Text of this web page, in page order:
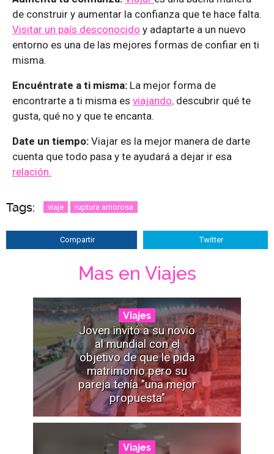
de construir y aumentar la confianza que te hace falta.
Visitar un país desconocido y adaptarte a un nuevo
entorno es una de las mejores formas de confiar en ti
misma.
Encuéntrate a ti misma: La mejor forma de
encontrarte a ti misma es viajando, descubrir qué te
gusta, qué no y que te encanta.
Date un tiempo: Viajar es la mejor manera de darte
cuenta que todo pasa y te ayudará a dejar ir esa
relación.
Tags: viaje ruptura amorosa
Compartir Twitter
Mas en Viajes
Viajes
Joven invitó a su novio
al mundial con el
objetivo de que le pida
matrimonio pero su
pareja tenía "una mejor
propuesta"
Viajes